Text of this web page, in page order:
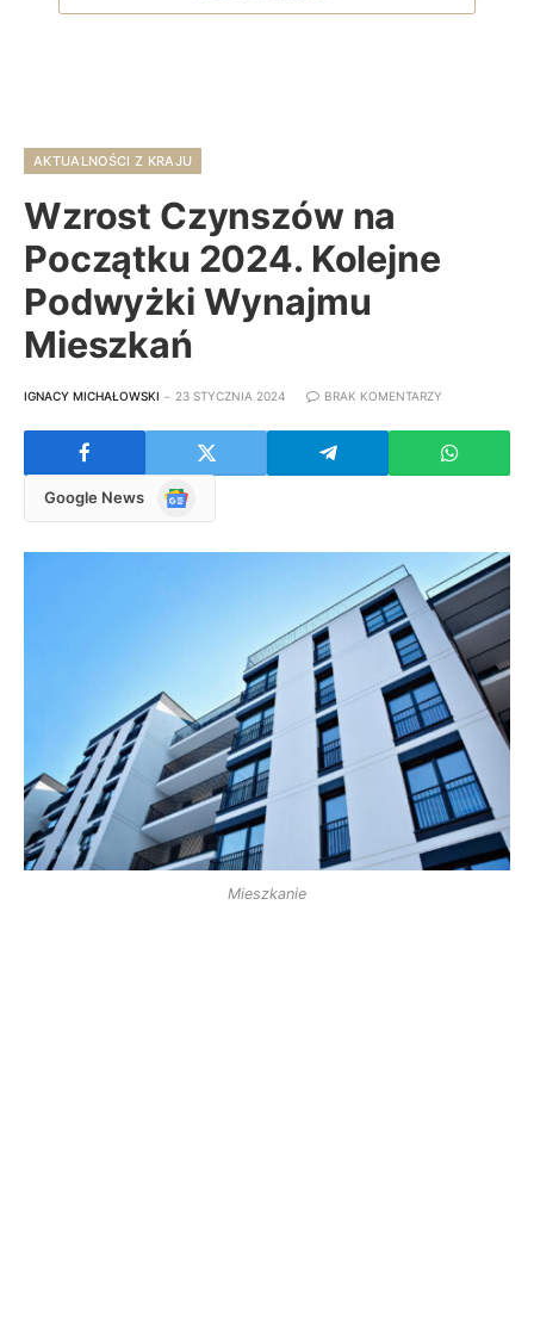
AKTUALNOŚCI Z KRAJU
Wzrost Czynszów na
Początku 2024. Kolejne
Podwyżki Wynajmu
Mieszkań
IGNACY MICHAŁOWSKI 23 STYCZNIA 2024 BRAK KOMENTARZY
Google News
Google
Mieszkanie